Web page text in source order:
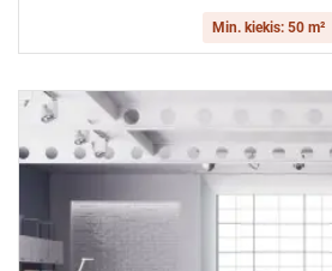
Min. kiekis: 50 m²